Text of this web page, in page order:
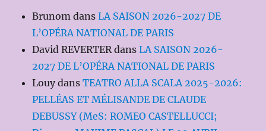
Brunom dansLA SAISON 2026-2027 DE
L’OPÉRA NATIONAL DE PARIS
David REVERTERdansLA SAISON 2026-
2027 DE L’OPÉRA NATIONAL DE PARIS
LouydansTEATRO ALLA SCALA 2025-2026:
PELLÉAS ET MÉLISANDE DE CLAUDE
DEBUSSY (MeS: ROMEO CASTELLUCCI;